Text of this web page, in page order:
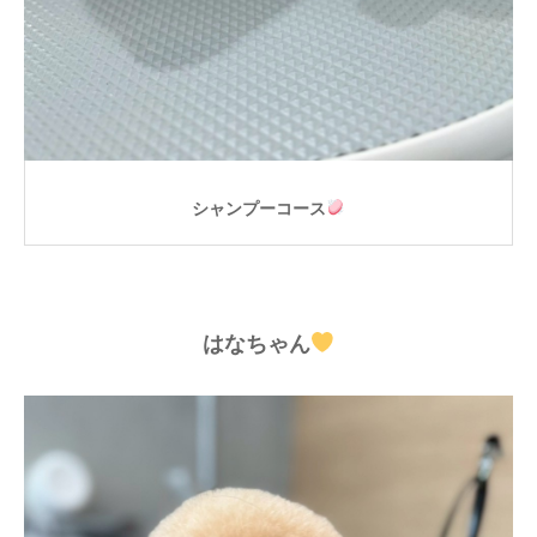
シャンプーコース
はなちゃん